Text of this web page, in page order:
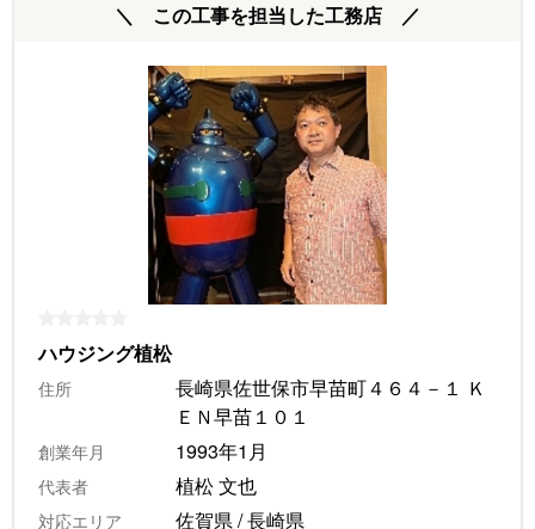
＼ この工事を担当した工務店 ／
ハウジング植松
住所
長崎県佐世保市早苗町４６４－１ Ｋ
ＥＮ早苗１０１
創業年月 1993年1月
代表者 植松 文也
対応エリア 佐賀県 / 長崎県